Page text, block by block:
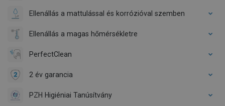
Ellenállás a mattulással és korrózióval szemben
Ellenállás a magas hőmérsékletre
PerfectClean
2 év garancia
PZH Higiéniai Tanúsítvány